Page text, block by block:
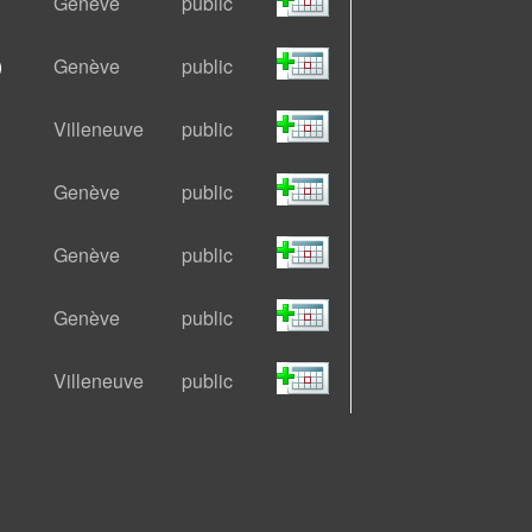
Genève public
Villeneuve public
Genève public
Genève public
Genève public
Villeneuve public